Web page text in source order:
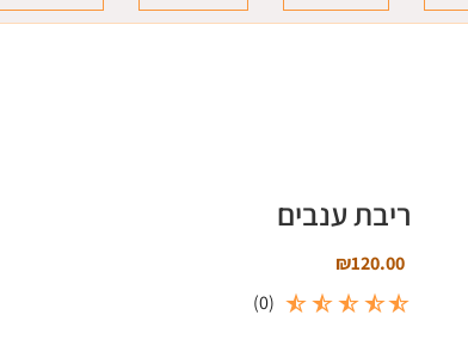
ריבת ענבים
₪120.00
(
0
)